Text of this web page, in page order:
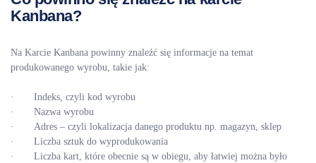
Kanbana?
Na Karcie Kanbana powinny znaleźć się informacje na temat
produkowanego wyrobu, takie jak:
· Indeks, czyli kod wyrobu
· Nazwa wyrobu
· Adres – czyli lokalizacja danego produktu np. magazyn, sklep
· Liczba sztuk do wyprodukowania
· Liczba kart, które obecnie są w obiegu, aby łatwiej można było